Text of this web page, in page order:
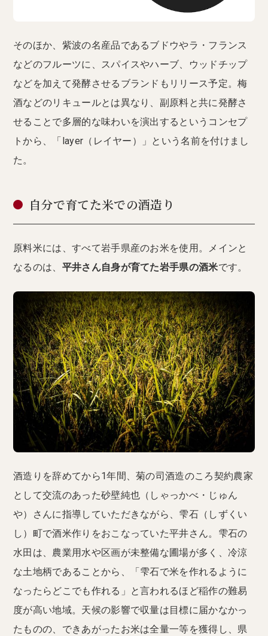
そのほか、紫波の名産品であるブドウやラ・フランス
などのフルーツに、スパイスやハーブ、ウッドチップ
などを加えて発酵させるブランドもリリース予定。梅
酒などのリキュールとは異なり、副原料と共に発酵さ
せることで多層的な味わいを演出するというコンセプ
トから、「layer（レイヤー）」という名前を付けまし
た。
自分で育てた米での酒造り
原料米には、すべて岩手県産のお米を使用。メインと
なるのは、 平井さん自身が育てた岩手県の酒米です。
酒造りを辞めてから1年間、菊の司酒造のころ契約農家
として交流のあった砂壁純也（しゃっかべ・じゅん
や）さんに指導していただきながら、雫石（しずくい
し）町で酒米作りをおこなっていた平井さん。雫石の
水田は、農業用水や区画が未整備な圃場が多く、冷涼
な土地柄であることから、「雫石で米を作れるように
なったらどこでも作れる」と言われるほど稲作の難易
度が高い地域。天候の影響で収量は目標に届かなかっ
たものの、できあがったお米は全量一等を獲得し、県